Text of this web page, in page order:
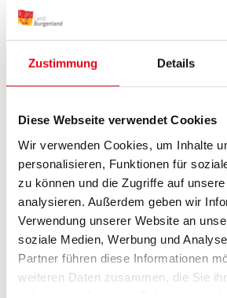
Zustimmung Details
Diese Webseite verwendet Cookies
Wir verwenden Cookies, um Inhalte
personalisieren, Funktionen für
zu können und die Zugriffe auf
analysieren. Außerdem geben wir
Verwendung unserer Website an
soziale Medien, Werbung und
Partner führen diese Informationen
weiteren Daten zusammen, die Sie
neuen Kindergarten und zum
Seefeldgasse weiter Richtung
Straße. „Mit diesem Geh- und
dem Fahrrad unterwegs sind.
Bürgerinnen und Bürger als auch
Region“, erläutert
Die neue Verbindung wurde als
und Radweg mit einer
errichtet. Die Gesamtinvestition
Euro inklusive Planung. Für die